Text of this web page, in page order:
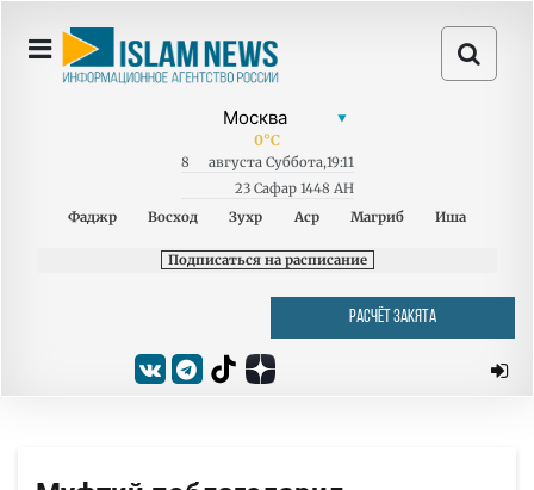
0°C
8 августа Суббота,19:11
23 Сафар 1448 AH
Фаджр
Восход Зухр Аср Магриб Иша
Подписаться на расписание
РАСЧЁТ ЗАКЯТА